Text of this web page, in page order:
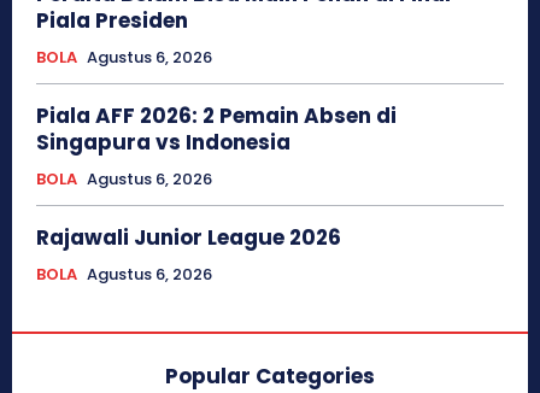
Piala Presiden
BOLA Agustus 6, 2026
Piala AFF 2026: 2 Pemain Absen di
Singapura vs Indonesia
BOLA Agustus 6, 2026
Rajawali Junior League 2026
BOLA Agustus 6, 2026
Popular Categories